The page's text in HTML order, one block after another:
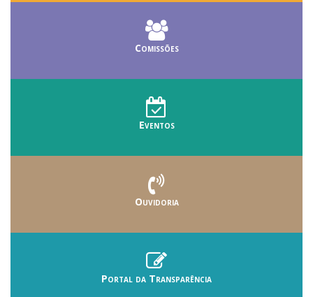
Comissões
Eventos
Ouvidoria
Portal da Transparência